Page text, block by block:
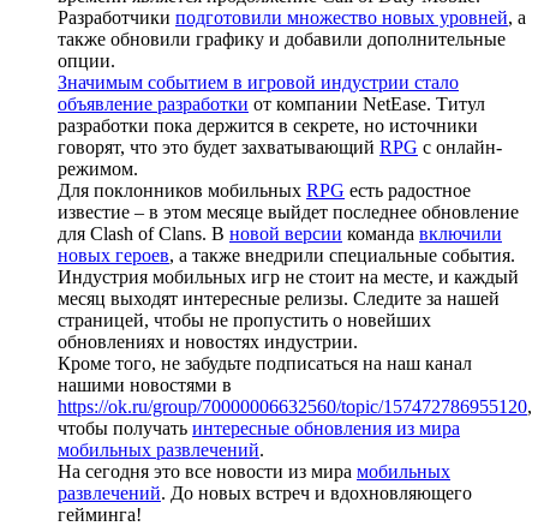
Разработчики подготовили множество новых уровней, а
также обновили графику и добавили дополнительные
опции.
Значимым событием в игровой индустрии стало
объявление разработки от компании NetEase. Титул
разработки пока держится в секрете, но источники
говорят, что это будет захватывающий RPG с онлайн-
режимом.
Для поклонников мобильных RPG есть радостное
известие – в этом месяце выйдет последнее обновление
для Clash of Clans. В новой версии команда включили
новых героев, а также внедрили специальные события.
Индустрия мобильных игр не стоит на месте, и каждый
месяц выходят интересные релизы. Следите за нашей
страницей, чтобы не пропустить о новейших
обновлениях и новостях индустрии.
Кроме того, не забудьте подписаться на наш канал
нашими новостями в
https://ok.ru/group/70000006632560/topic/157472786955120,
чтобы получать интересные обновления из мира
мобильных развлечений.
На сегодня это все новости из мира мобильных
развлечений. До новых встреч и вдохновляющего
гейминга!